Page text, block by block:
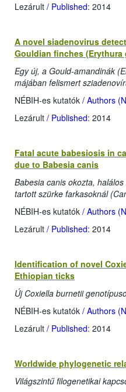
Lezárult / Published: 2014
A novel siadenovirus
Gouldian finches (Erythura
Egy új, a Gould-amandinák
májában felismert
NÉBIH-es kutatók / Authors
Lezárult / Published: 2014
Fatal acute babesiosis in
due to Babesia canis
Babesia canis okozta,
tartott szürke farkasoknál
NÉBIH-es kutatók / Authors
Lezárult / Published: 2014
Identification of novel
Ethiopian ticks
Új Coxiella burnetii
NÉBIH-es kutatók / Authors
Lezárult / Published: 2014
Worldwide phylogenetic
Világszintű filogenetikai